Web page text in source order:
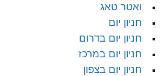
ואטר טאג
חניון יום
חניון יום בדרום
חניון יום במרכז
חניון יום בצפון